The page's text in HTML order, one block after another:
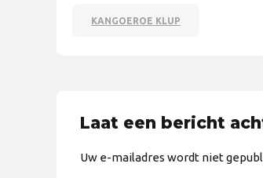
KANGOEROE KLUP
Laat een bericht
Uw e-mailadres wordt niet